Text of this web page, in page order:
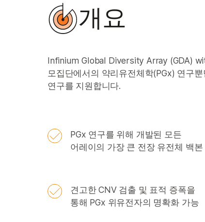
개요
Infinium Global Diversity Array (GDA)
모집단에서의 약리유전체학(PGx) 연구
연구를 지원합니다.
PGx 연구를 위해 개발된 모든
어레이의 가장 큰 전장 유전체 백본
견고한 CNV 검출 및 표적 증폭을
통해 PGx 위유전자의 명확화 가능